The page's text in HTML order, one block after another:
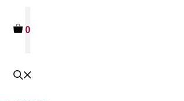
0